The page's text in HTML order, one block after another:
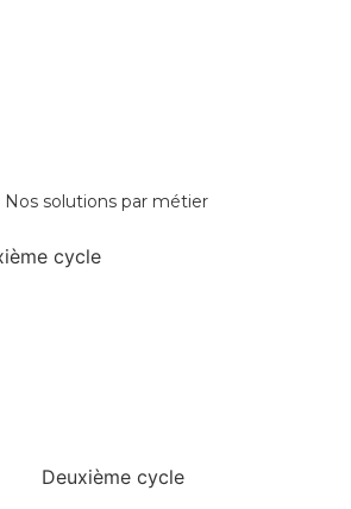
Nos solutions par métier
cycle
Deuxième cycle